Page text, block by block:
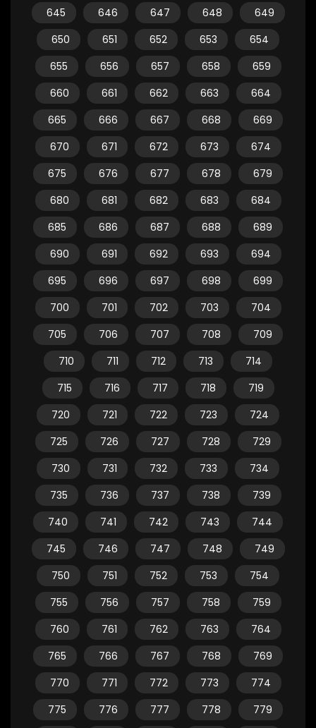
645
646 647 648
649
650
651 652 653
654
655
656 657 658
659
660
661 662 663
664
665
666 667 668
669
670
671 672 673
674
675
676 677 678
679
680
681 682 683
684
685
686 687 688
689
690
691 692 693
694
695
696 697 698
699
700
701 702 703
704
705
706 707 708
709
710
711 712 713
714
715
716 717 718
719
720
721 722 723
724
725
726 727 728
729
730
731 732 733
734
735
736 737 738
739
740
741 742 743
744
745
746 747 748
749
750
751 752 753
754
755
756 757 758
759
760
761 762 763
764
765
766 767 768
769
770
771 772 773
774
775
776 777 778
779